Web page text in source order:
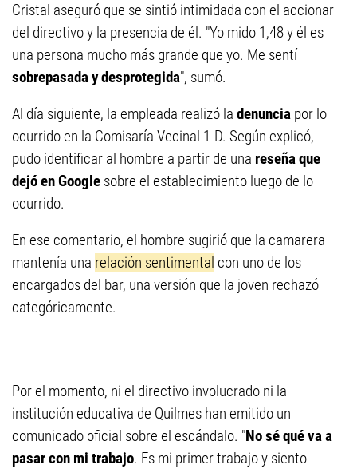
Cristal aseguró que se sintió intimidada con el accionar
del directivo y la presencia de él. "Yo mido 1,48 y él es
una persona mucho más grande que yo. Me sentí
sobrepasada y desprotegida", sumó.
Al día siguiente, la empleada realizó la denuncia por lo
ocurrido en la Comisaría Vecinal 1-D. Según explicó,
pudo identificar al hombre a partir de una reseña que
dejó en Google sobre el establecimiento luego de lo
ocurrido.
En ese comentario, el hombre sugirió que la camarera
mantenía una relación sentimental con uno de los
encargados del bar, una versión que la joven rechazó
categóricamente.
Por el momento, ni el directivo involucrado ni la
institución educativa de Quilmes han emitido un
comunicado oficial sobre el escándalo. "No sé qué va a
pasar con mi trabajo. Es mi primer trabajo y siento